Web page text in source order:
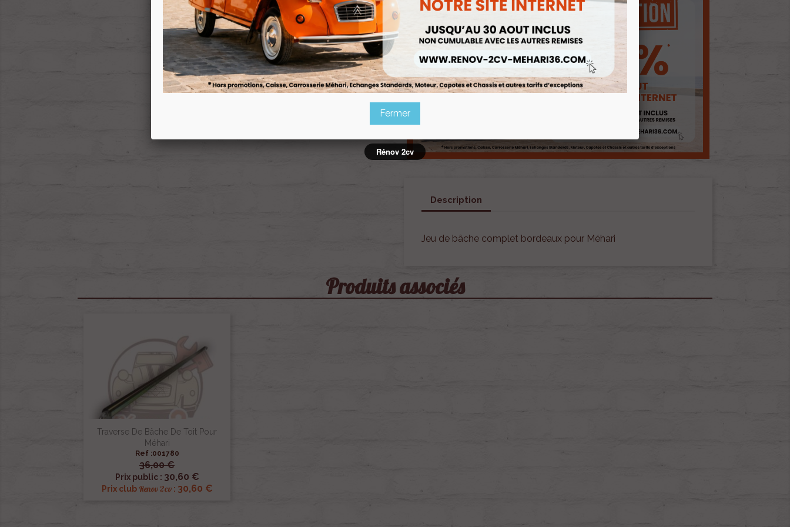
Description
Jeu de bâche complet bordeaux pour Méhari
Produits associés
Traverse De Bâche De Toit Pour
Méhari
Ref :001780
36,00 €
Prix public : 30,60 €
Prix club Renov 2cv: 30,60 €
 Aperçu rapide
Fermer
Rénov 2cv